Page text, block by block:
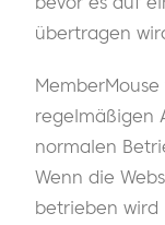
übertragen
regelmäßigen
normalen
Wenn die
betrieben wird